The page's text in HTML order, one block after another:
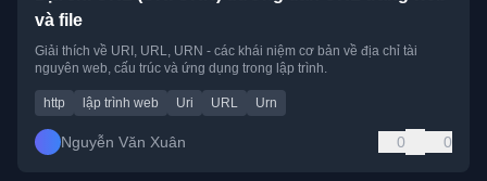
và file
Giải thích về URI, URL, URN - các khái niệm cơ bản về địa chỉ tài
nguyên web, cấu trúc và ứng dụng trong lập trình.
http lập trình web Uri URL Urn
Nguyễn Văn Xuân 0 0